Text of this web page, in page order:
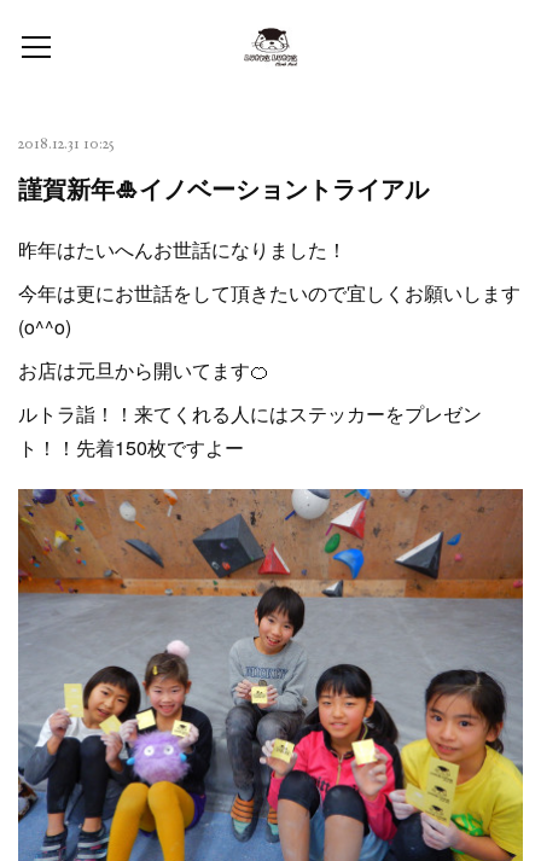
2018.12.31 10:25
謹賀新年🎍イノベーショントライアル
昨年はたいへんお世話になりました！
今年は更にお世話をして頂きたいので宜しくお願いします
(o^^o)
お店は元旦から開いてます🍊
ルトラ詣！！来てくれる人にはステッカーをプレゼン
ト！！先着150枚ですよー